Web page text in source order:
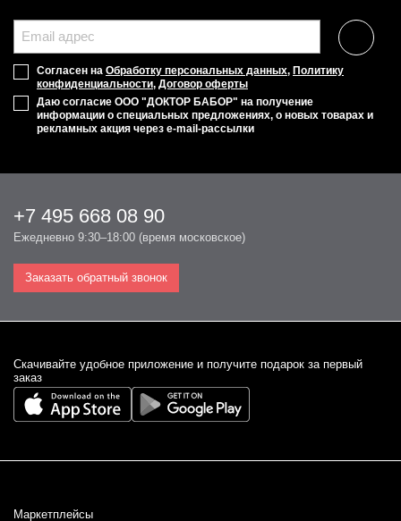
DOCTOR BABOR LIFTING
Крем-Бустер Коллаген-Пептиды
16 960 ₽
Согласен наОбработку персональных данных